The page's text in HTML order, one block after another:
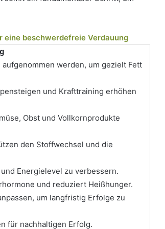
eine beschwerdefreie Verdauung
werden, um gezielt Fett
und Krafttraining erhöhen
Obst und Vollkornprodukte
den Stoffwechsel und die
Energielevel zu verbessern.
und reduziert Heißhunger.
um langfristig Erfolge zu
für nachhaltigen Erfolg.